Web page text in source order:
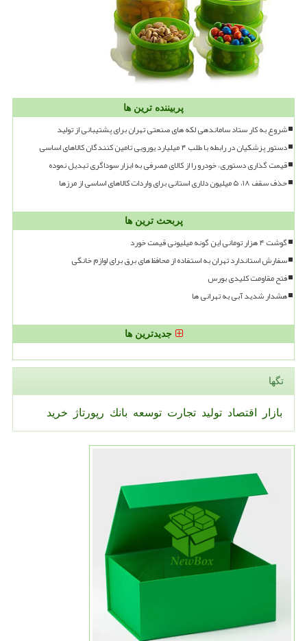
پربیننده ترین ها
شروع به کار ستاد ساماندهی لکه های صنعتی تهران برای پشتیبانی از تولید
دستور پزشکیان در رابطه با طلب ۴ میلیارد یورویی تامین کنندگان کالاهای اساسی
قیمت گذاری دستوری، خودرو را از کالای مصرفی به ابزار سوداگری تبدیل نموده
حذف سقف ۱۸، ۵ میلیون دلاری استانی برای واردات کالاهای اساسی از مرزها
پربحث ترین ها
گوشت ۴ هزار تومانی این گونه میلیونی قیمت خورد
سفارش استاندارد تهران به استفاده از محافظ های برق برای لوازم خانگی
فتح مقاومت کلیدی بورس
هشدار شدید آبی به تهرانی ها
جدیدترین ها
تگها
بازار اقتصاد تولید تجارت توسعه بانك رپورتاژ خرید